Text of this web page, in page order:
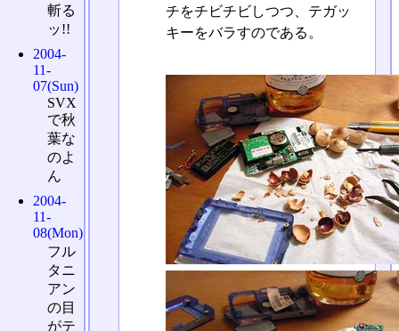
チをチビチビしつつ、テガッ
キーをバラすのである。
斬る
ッ!!
2004-
11-
07(Sun)
SVX
で秋
葉な
のよ
ん
2004-
11-
08(Mon)
フル
タニ
アン
の目
がテ